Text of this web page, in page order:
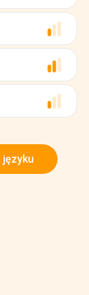
języku